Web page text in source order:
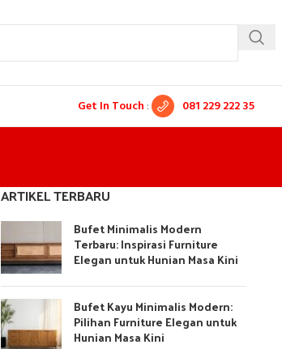
Get In Touch : 081 229 222 35
ARTIKEL TERBARU
Bufet Minimalis Modern
Terbaru: Inspirasi Furniture
Elegan untuk Hunian Masa Kini
Bufet Kayu Minimalis Modern:
Pilihan Furniture Elegan untuk
Hunian Masa Kini